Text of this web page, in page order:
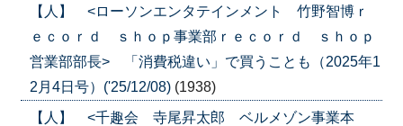
【人】 <ローソンエンタテインメント 竹野智博ｒ
ｅｃｏｒｄ ｓｈｏｐ事業部ｒｅｃｏｒｄ ｓｈｏｐ
営業部部長> 「消費税違い」で買うことも（2025年1
2月4日号）('25/12/08) (1938)
【人】 <千趣会 寺尾昇太郎 ベルメゾン事業本